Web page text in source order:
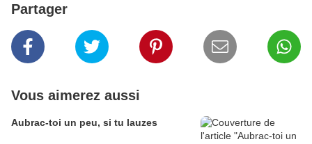
Partager
Vous aimerez aussi
Aubrac-toi un peu, si tu lauzes